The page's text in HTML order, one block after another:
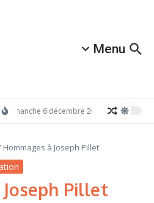
Menu
Dimanche 6 décembre 2026:
Hommages à Joseph Pillet
Pillet